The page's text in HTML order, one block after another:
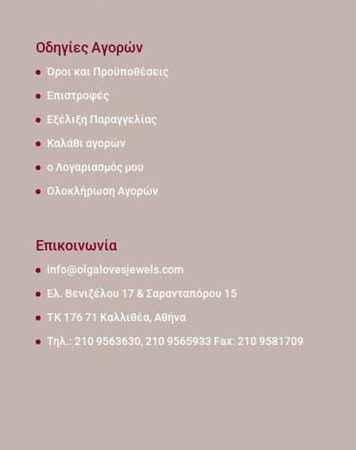
Οδηγίες Αγορών
Όροι και Προϋποθέσεις
Επιστροφές
Εξέλιξη Παραγγελίας
Καλάθι αγορών
ο Λογαριασμός μου
Ολοκλήρωση Αγορών
Επικοινωνία
info@olgalovesjewels.com
Ελ. Βενιζέλου 17 & Σαρανταπόρου 15
ΤΚ 176 71 Καλλιθέα, Αθήνα
Τηλ.: 210 9563630, 210 9565933 Fax: 210 9581709